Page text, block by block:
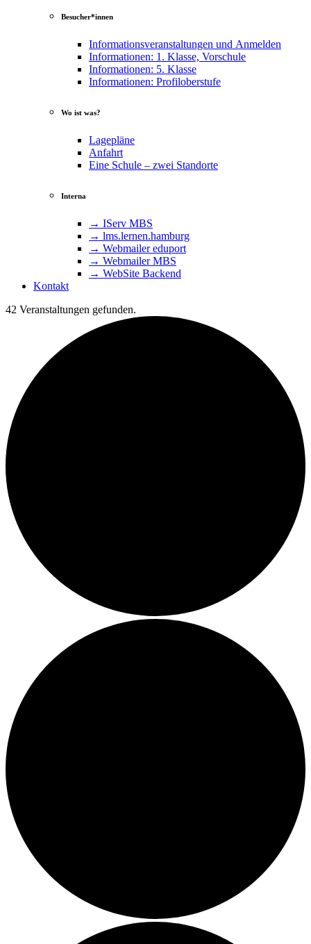
Besucher*innen
Informationsveranstaltungen und Anmelden
Informationen: 1. Klasse, Vorschule
Informationen: 5. Klasse
Informationen: Profiloberstufe
Wo ist was?
Lagepläne
Anfahrt
Eine Schule – zwei Standorte
Interna
→ IServ MBS
→ lms​.ler​nen​.ham​burg
→ Webmailer eduport
→ Webmailer MBS
→ WebSite Backend
Kontakt
42 Veranstaltungen gefunden.